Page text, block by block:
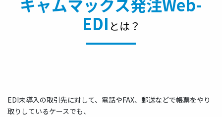
EDI とは？
EDI未導入の取引先に対して、電話やFAX、郵送などで帳票をやり
取りしているケースでも、